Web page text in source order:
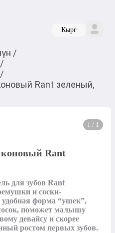
Кырг
/
/
/
Rant зеленый,
1 / 1
Rant
для зубов Rant
и соски-
форма “ушек”,
поможет малышу
девайсу и скорее
ростом первых зубов.